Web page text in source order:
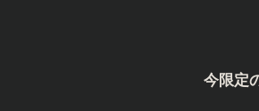
今限定のAmazonタ